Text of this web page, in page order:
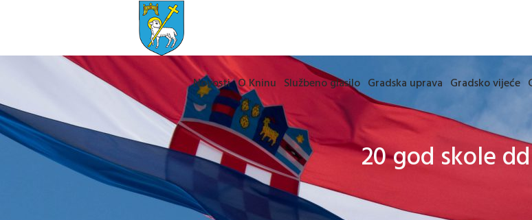
Novosti O Kninu Službeno glasilo Gradska uprava Gradsko vijeće
20 god skole